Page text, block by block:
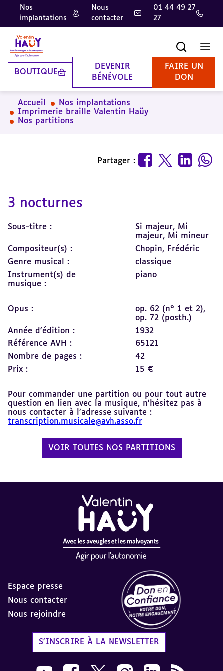
Aller
contenu
principal
Aller
pied
de
page
Aller
la
recherche
Nos
implantations
Nous
contacter
01 44 49 27
27
BOUTIQUE
DEVENIR
BÉNÉVOLE
FAIRE UN
DON
Accueil
Nos implantations
Imprimerie braille Valentin Haüy
Nos partitions
Partager :
3 nocturnes
Sous-titre :
Si majeur, Mi
majeur, Mi mineur
Compositeur(s) :
Chopin, Frédéric
Genre musical :
classique
Instrument(s) de
musique :
piano
Opus :
op. 62 (n° 1 et 2),
op. 72 (posth.)
Année d'édition :
1932
Référence AVH :
65121
Nombre de pages :
42
Prix :
15 €
Pour commander une partition ou pour tout autre
question en lien avec la musique, n’hésitez pas à
nous contacter à l’adresse suivante :
transcription.musicale@avh.asso.fr
VOIR TOUTES NOS PARTITIONS
Espace presse
Nous contacter
Nous rejoindre
S'INSCRIRE À LA NEWSLETTER
Nous suivre sur Youtube AVH dans une
Nous suivre sur Facebook AVH dans
Nous suivre sur X AVH dans une
Nous suivre sur Instagram
Nous suivre sur
Flux RSS